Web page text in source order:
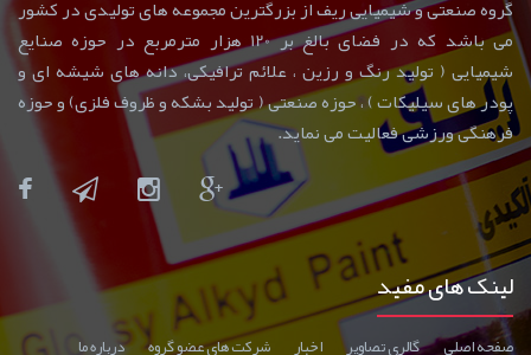
گروه صنعتی و شیمیایی ریف از بزرگترین مجموعه های تولیدی در کشور
می باشد که در فضای بالغ بر 120 هزار مترمربع در حوزه صنایع
شیمیایی ( تولید رنگ و رزین ، علائم ترافیکی، دانه های شیشه ای و
پودر های سیلیکات ) ، حوزه صنعتی ( تولید بشکه و ظروف فلزی) و حوزه
فرهنگی ورزشی فعالیت می نماید.
لینک های مفید
صفحه اصلي گالری تصاوير اخبار شرکت های عضو گروه درباره ما